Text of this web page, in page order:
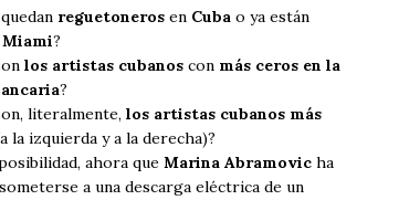
reguetoneros en Cuba o ya están
Miami?
los artistas cubanos con más ceros en la
?
literalmente, los artistas cubanos más
la izquierda y a la derecha)?
ahora que Marina Abramovic ha
a una descarga eléctrica de un